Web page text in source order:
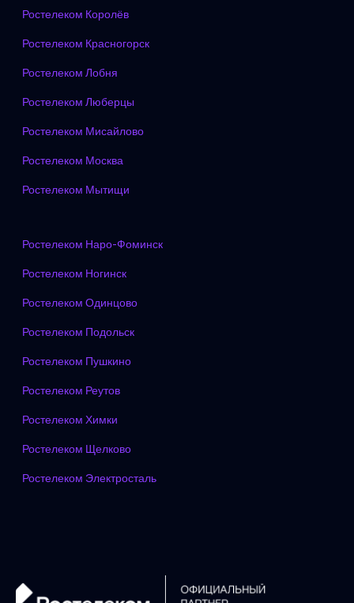
Ростелеком Королёв
Ростелеком Красногорск
Ростелеком Лобня
Ростелеком Люберцы
Ростелеком Мисайлово
Ростелеком Москва
Ростелеком Мытищи
Ростелеком Наро-Фоминск
Ростелеком Ногинск
Ростелеком Одинцово
Ростелеком Подольск
Ростелеком Пушкино
Ростелеком Реутов
Ростелеком Химки
Ростелеком Щелково
Ростелеком Электросталь